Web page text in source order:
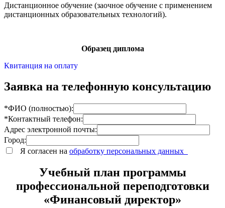
Дистанционное обучение (заочное обучение с применением
дистанционных образовательных технологий).
Образец диплома
Квитанция на оплату
Заявка на телефонную консультацию
*ФИО (полностью):
*Контактный телефон:
Адрес электронной почты:
Город:
Я согласен на обработку персональных данных
Учебный план программы
профессиональной переподготовки
«Финансовый директор»